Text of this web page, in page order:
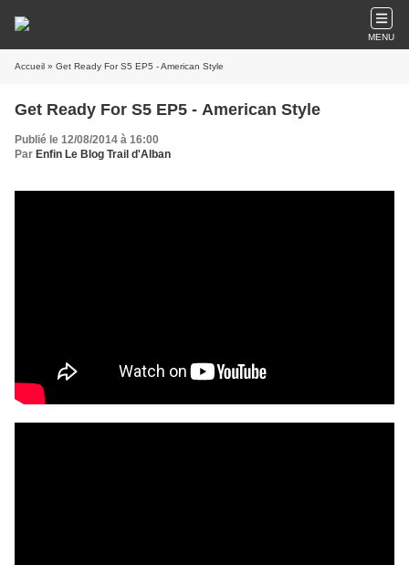
MENU
Accueil » Get Ready For S5 EP5 - American Style
Get Ready For S5 EP5 - American Style
Publié le 12/08/2014 à 16:00
Par Enfin Le Blog Trail d'Alban